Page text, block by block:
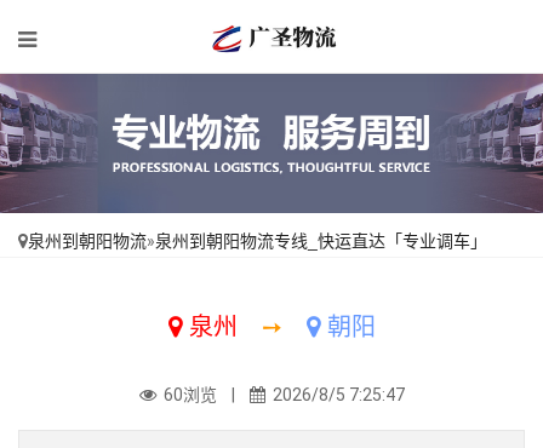
泉州到朝阳物流»泉州到朝阳物流专线_快运直达「专业调车」
泉州 ➙ 朝阳
60浏览 | 2026/8/5 7:25:47